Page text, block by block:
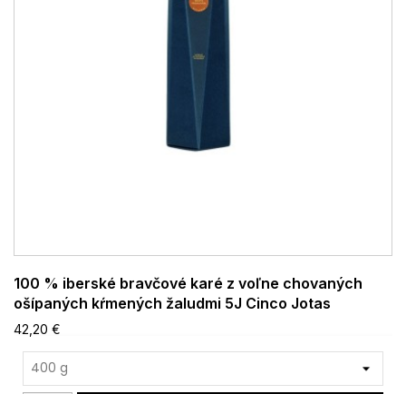
100 % iberské bravčové karé z voľne chovaných
ošípaných kŕmených žaludmi 5J Cinco Jotas
42,20 €